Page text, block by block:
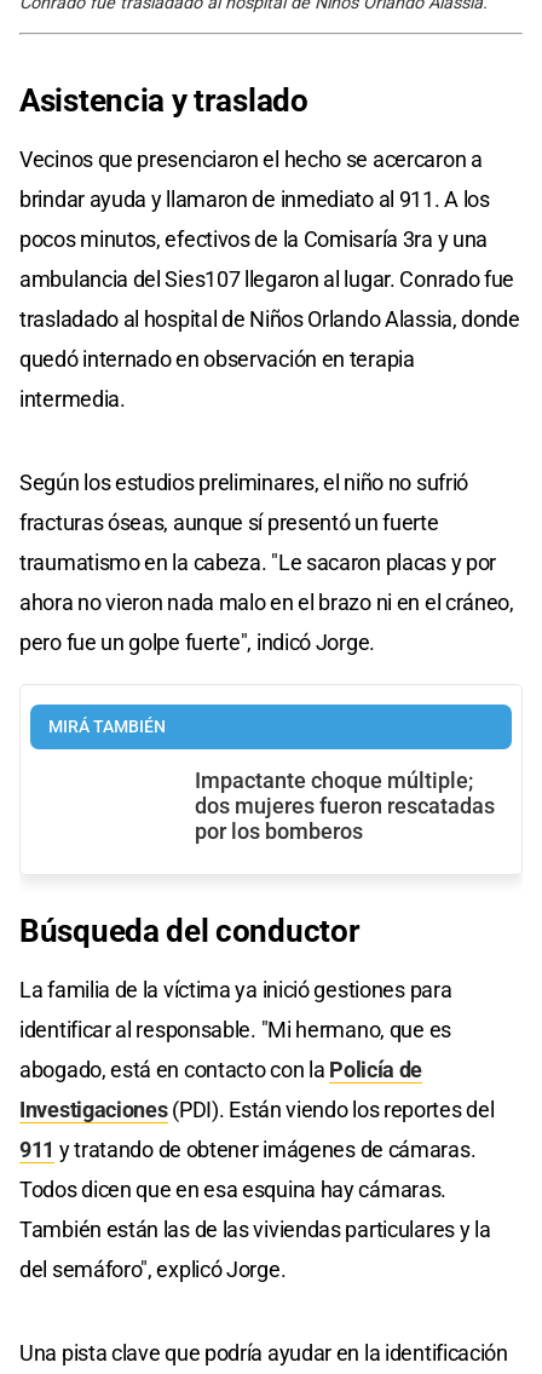
Asistencia y traslado
Vecinos que presenciaron el hecho se acercaron a
brindar ayuda y llamaron de inmediato al 911. A los
pocos minutos, efectivos de la Comisaría 3ra y una
ambulancia del Sies107 llegaron al lugar. Conrado fue
trasladado al hospital de Niños Orlando Alassia, donde
quedó internado en observación en terapia
intermedia.
Según los estudios preliminares, el niño no sufrió
fracturas óseas, aunque sí presentó un fuerte
traumatismo en la cabeza. "Le sacaron placas y por
ahora no vieron nada malo en el brazo ni en el cráneo,
pero fue un golpe fuerte", indicó Jorge.
MIRÁ TAMBIÉN
Impactante choque múltiple;
dos mujeres fueron rescatadas
por los bomberos
Búsqueda del conductor
La familia de la víctima ya inició gestiones para
identificar al responsable. "Mi hermano, que es
abogado, está en contacto con la Policía de
Investigaciones(PDI). Están viendo los reportes del
911 y tratando de obtener imágenes de cámaras.
Todos dicen que en esa esquina hay cámaras.
También están las de las viviendas particulares y la
del semáforo", explicó Jorge.
Una pista clave que podría ayudar en la identificación